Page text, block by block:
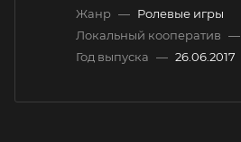
Жанр — Ролевые игры
Локальный кооператив —
Год выпуска — 26.06.2017